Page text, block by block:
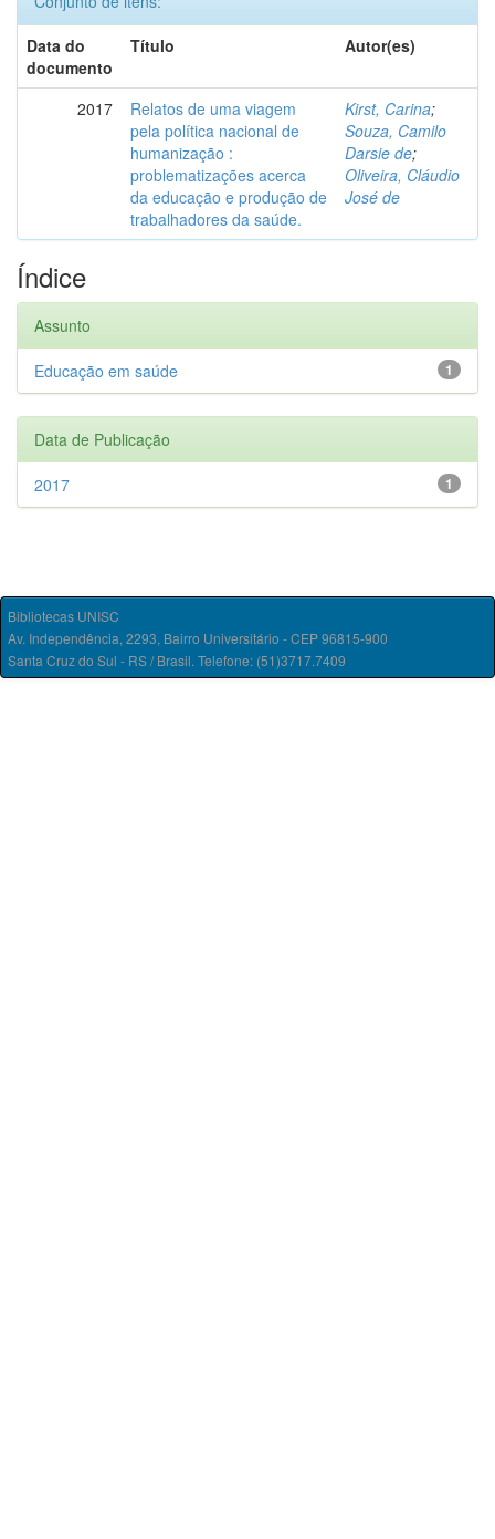
Data do
documento
Título Autor(es)
2017
Relatos de uma viagem
pela política nacional de
humanização :
problematizações acerca
da educação e produção de
trabalhadores da saúde.
Kirst, Carina;
Souza, Camilo
Darsie de;
Oliveira, Cláudio
José de
Índice
Assunto
1
Educação em saúde
Data de Publicação
1
2017
Bibliotecas UNISC
Av. Independência, 2293, Bairro Universitário - CEP 96815-900
Santa Cruz do Sul - RS / Brasil. Telefone: (51)3717.7409